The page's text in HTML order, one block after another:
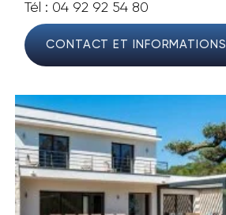
Tél : 04 92 92 54 80
CONTACT ET INFORMATIONS